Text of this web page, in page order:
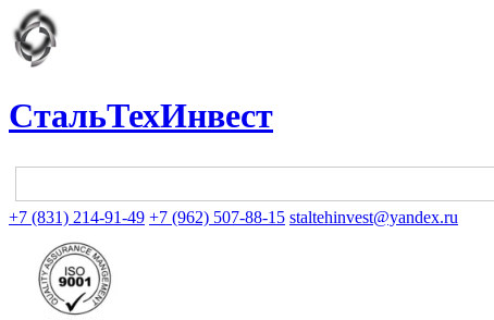
СтальТехИнвест
+7 (831) 214-91-49 +7 (962) 507-88-15 staltehinvest@yandex.ru